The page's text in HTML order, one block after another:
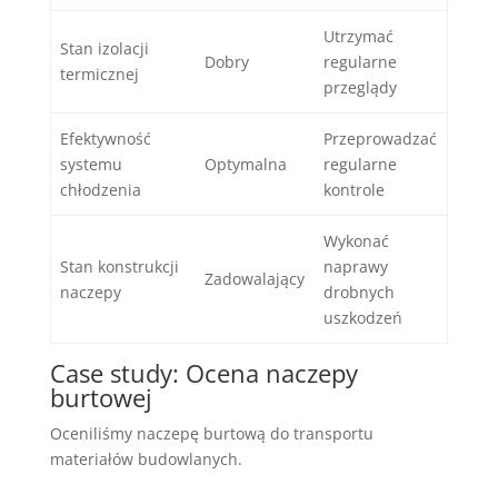
Stan izolacji
termicznej
Dobry
Utrzymać
regularne
przeglądy
Efektywność
systemu
chłodzenia
Optymalna
Przeprowadzać
regularne
kontrole
Stan konstrukcji
naczepy
Zadowalający
Wykonać
naprawy
drobnych
uszkodzeń
Case study: Ocena naczepy
burtowej
Oceniliśmy naczepę burtową do transportu
materiałów budowlanych.